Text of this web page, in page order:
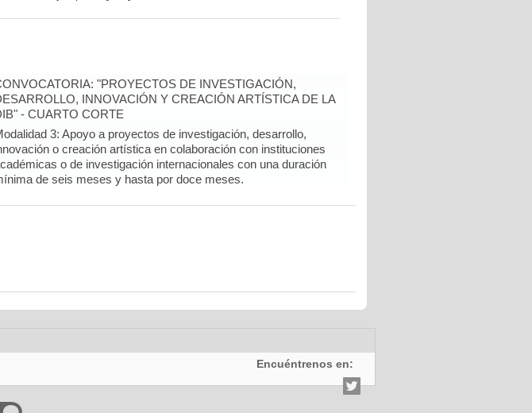
"PROYECTOS DE INVESTIGACIÓN,
INNOVACIÓN Y CREACIÓN ARTÍSTICA DE LA
- CUARTO CORTE
3: Apoyo a proyectos de investigación, desarrollo,
o creación artística en colaboración con instituciones
o de investigación internacionales con una duración
de seis meses y hasta por doce meses.
Encuéntrenos en: